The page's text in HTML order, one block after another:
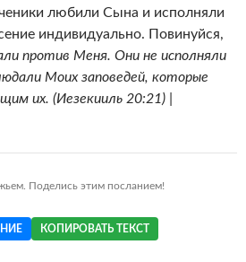
любили Сына и исполняли
индивидуально. Повинуйся,
против Меня. Они не исполняли
Моих заповедей, которые
их. (Иезекииль 20:21) |
Поделись этим посланием!
КОПИРОВАТЬ ТЕКСТ